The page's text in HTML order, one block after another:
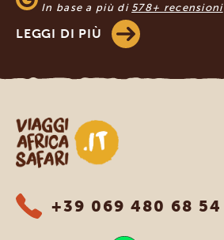
In base a più di 578+ recensioni
LEGGI DI PIÙ
Viaggi Africa Safari
+39 069 480 68 54